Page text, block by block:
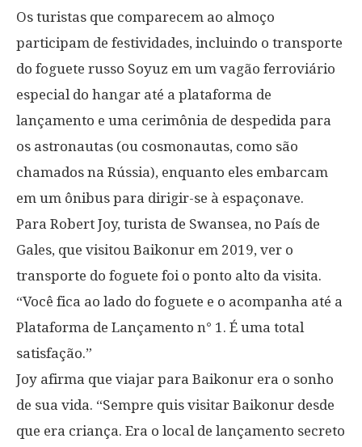
Os turistas que comparecem ao almoço
participam de festividades, incluindo o transporte
do foguete russo Soyuz em um vagão ferroviário
especial do hangar até a plataforma de
lançamento e uma cerimônia de despedida para
os astronautas (ou cosmonautas, como são
chamados na Rússia), enquanto eles embarcam
em um ônibus para dirigir-se à espaçonave.
Para Robert Joy, turista de Swansea, no País de
Gales, que visitou Baikonur em 2019, ver o
transporte do foguete foi o ponto alto da visita.
“Você fica ao lado do foguete e o acompanha até a
Plataforma de Lançamento n° 1. É uma total
satisfação.”
Joy afirma que viajar para Baikonur era o sonho
de sua vida. “Sempre quis visitar Baikonur desde
que era criança. Era o local de lançamento secreto